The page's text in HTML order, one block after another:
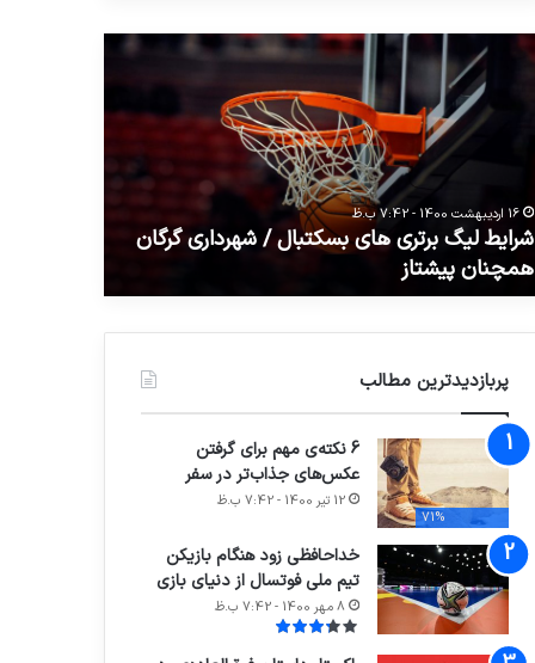
گرگان
همچنان
پیشتاز
16 اردیبهشت 1400 - 7:42 ب.ظ
شرایط لیگ برتری های بسکتبال / شهرداری گرگان
همچنان پیشتاز
السلام؛
پرستاری
در
پربازدیدترین مطالب
71%
6 نکته‌ی مهم برای گرفتن
عکس‌های جذاب‌تر در سفر
12 تیر 1400 - 7:42 ب.ظ
خداحافظی زود هنگام بازیکن
تیم ملی فوتسال از دنیای بازی
8 مهر 1400 - 7:42 ب.ظ